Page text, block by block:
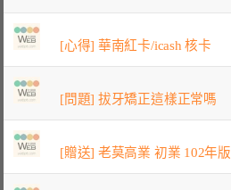
[心得] 華南紅卡/icash 核卡
[問題] 拔牙矯正這樣正常嗎
[贈送] 老莫高業 初業 102年版